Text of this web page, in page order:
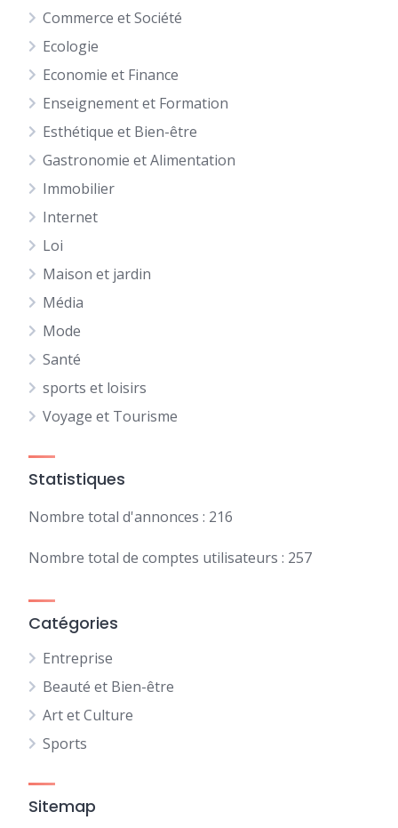
Commerce et Société
Ecologie
Economie et Finance
Enseignement et Formation
Esthétique et Bien-être
Gastronomie et Alimentation
Immobilier
Internet
Loi
Maison et jardin
Média
Mode
Santé
sports et loisirs
Voyage et Tourisme
Statistiques
Nombre total d'annonces : 216
Nombre total de comptes utilisateurs : 257
Catégories
Entreprise
Beauté et Bien-être
Art et Culture
Sports
Sitemap